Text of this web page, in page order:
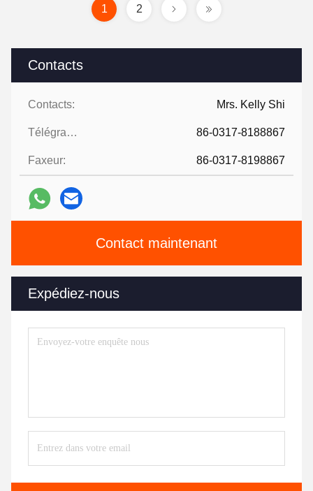
Contacts
Contacts: Mrs. Kelly Shi
Télégramme: 86-0317-8188867
Faxeur: 86-0317-8198867
Contact maintenant
Expédiez-nous
1 2